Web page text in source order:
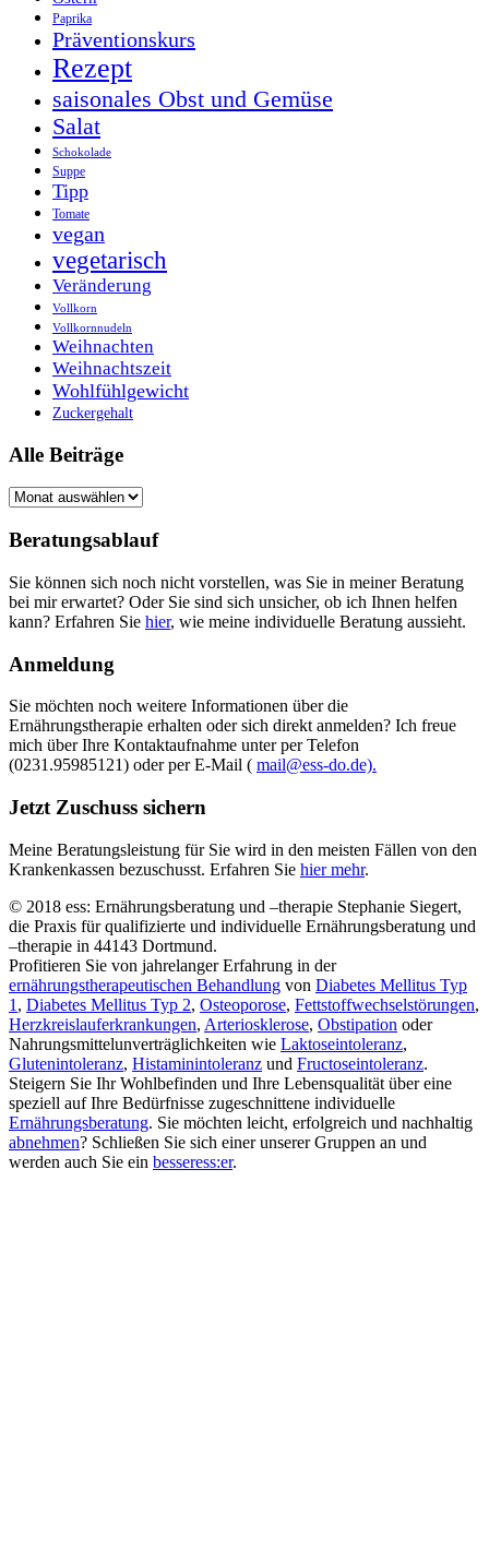
Paprika
Präventionskurs
Rezept
saisonales Obst und Gemüse
Salat
Schokolade
Suppe
Tipp
Tomate
vegan
vegetarisch
Veränderung
Vollkorn
Vollkornnudeln
Weihnachten
Weihnachtszeit
Wohlfühlgewicht
Zuckergehalt
Alle Beiträge
Alle
Beratungsablauf
Sie können sich noch nicht vorstellen, was Sie in meiner Beratung
bei mir erwartet? Oder Sie sind sich unsicher, ob ich Ihnen helfen
kann? Erfahren Sie hier, wie meine individuelle Beratung aussieht.
Anmeldung
Sie möchten noch weitere Informationen über die
Ernährungstherapie erhalten oder sich direkt anmelden? Ich freue
mich über Ihre Kontaktaufnahme unter per Telefon
(0231.95985121) oder per E-Mail ( mail@ess-do.de).
Jetzt Zuschuss sichern
Meine Beratungsleistung für Sie wird in den meisten Fällen von den
Krankenkassen bezuschusst. Erfahren Sie hier mehr.
© 2018 ess: Ernährungsberatung und –therapie Stephanie Siegert,
die Praxis für qualifizierte und individuelle Ernährungsberatung und
–therapie in 44143 Dortmund.
Profitieren Sie von jahrelanger Erfahrung in der
ernährungstherapeutischen Behandlung von Diabetes Mellitus Typ
1 , Diabetes Mellitus Typ 2, Osteoporose, Fettstoffwechselstörungen,
Herzkreislauferkrankungen, Arteriosklerose, Obstipation oder
Nahrungsmittelunverträglichkeiten wie Laktoseintoleranz,
Glutenintoleranz, Histaminintoleranz und Fructoseintoleranz.
Steigern Sie Ihr Wohlbefinden und Ihre Lebensqualität über eine
speziell auf Ihre Bedürfnisse zugeschnittene individuelle
Ernährungsberatung. Sie möchten leicht, erfolgreich und nachhaltig
abnehmen? Schließen Sie sich einer unserer Gruppen an und
werden auch Sie ein besseress:er.